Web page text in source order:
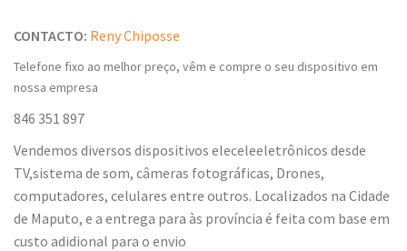
CONTACTO: Reny Chiposse
Telefone fixo ao melhor preço, vêm e compre o seu dispositivo em
nossa empresa
846 351 897
Vendemos diversos dispositivos eleceleeletrônicos desde
TV,sistema de som, câmeras fotográficas, Drones,
computadores, celulares entre outros. Localizados na Cidade
de Maputo, e a entrega para às província é feita com base em
custo adidional para o envio